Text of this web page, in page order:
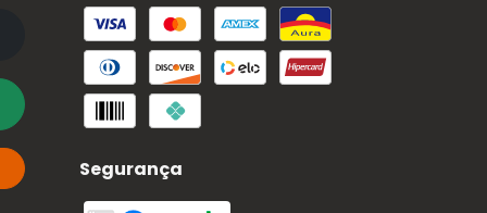
Segurança